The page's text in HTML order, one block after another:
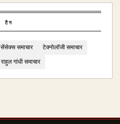
टैग
सेंसेक्स समाचार
टेक्नोलॉजी समाचार
राहुल गांधी समाचार